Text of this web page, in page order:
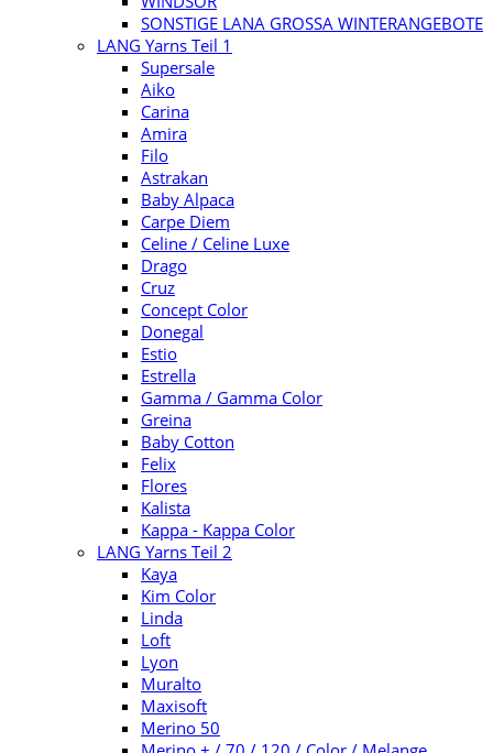
SONSTIGE LANA GROSSA WINTERANGEBOTE
LANG Yarns Teil 1
Supersale
Aiko
Carina
Amira
Filo
Astrakan
Baby Alpaca
Carpe Diem
Celine / Celine Luxe
Drago
Cruz
Concept Color
Donegal
Estio
Estrella
Gamma / Gamma Color
Greina
Baby Cotton
Felix
Flores
Kalista
Kappa - Kappa Color
LANG Yarns Teil 2
Kaya
Kim Color
Linda
Loft
Lyon
Muralto
Maxisoft
Merino 50